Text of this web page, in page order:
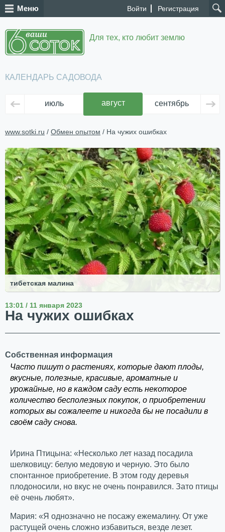
Войти Регистрация
Меню
Для тех, кто любит землю
КАЛЕНДАРЬ САДОВОДА
июль август сентябрь
www.sotki.ru / Обмен опытом / На чужих ошибках
тибетская малина
13:01 / 11 января 2023
На чужих ошибках
Собственная информация
Часто пишут о растениях, которые дают плоды,
вкусные, полезные, красивые, ароматные и
урожайные, но в каждом саду есть некоторое
количество бесполезных покупок, о приобретении
которых вы сожалеете и никогда бы не посадили в
своём саду снова.
Ирина Птицына: «Несколько лет назад посадила
шелковицу: белую медовую и черную. Это было
спонтанное приобретение. В этом году деревья
плодоносили, но вкус не очень понравился. Зато птицы
её очень любят».
Мария: «Я однозначно не посажу ежемалину. От уже
растущей очень сложно избавиться, везде лезет.